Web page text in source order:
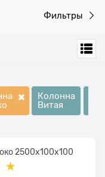
Фильтры
Колонна
Витая
2500x100х100